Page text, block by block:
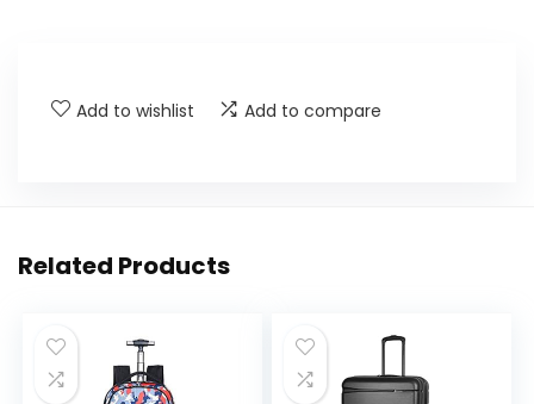
Add to wishlist Add to compare
Related Products